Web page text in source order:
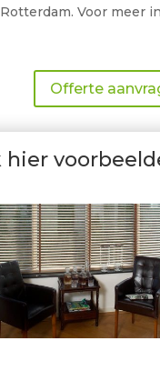
Voor
Offerte
hier